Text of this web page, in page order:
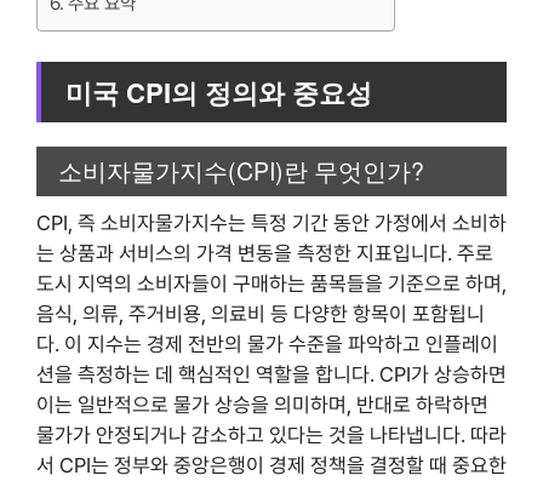
미국 CPI의 정의와 중요성
소비자물가지수(CPI)란 무엇인가?
CPI, 즉 소비자물가지수는 특정 기간 동안 가정에서 소비하
는 상품과 서비스의 가격 변동을 측정한 지표입니다. 주로
도시 지역의 소비자들이 구매하는 품목들을 기준으로 하며,
음식, 의류, 주거비용, 의료비 등 다양한 항목이 포함됩니
다. 이 지수는 경제 전반의 물가 수준을 파악하고 인플레이
션을 측정하는 데 핵심적인 역할을 합니다. CPI가 상승하면
이는 일반적으로 물가 상승을 의미하며, 반대로 하락하면
물가가 안정되거나 감소하고 있다는 것을 나타냅니다. 따라
서 CPI는 정부와 중앙은행이 경제 정책을 결정할 때 중요한